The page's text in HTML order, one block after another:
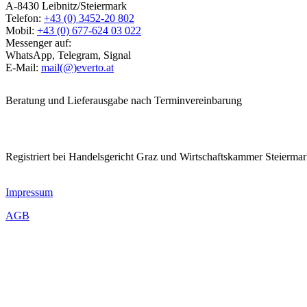
A-8430 Leibnitz/Steiermark
Telefon: +43 (0) 3452-20 802
Mobil: +43 (0) 677-624 03 022
Messenger auf:
WhatsApp, Telegram, Signal
E-Mail: mail(@)everto.at
Beratung und Lieferausgabe nach Terminvereinbarung
Registriert bei Handelsgericht Graz und Wirtschaftskammer
Impressum
AGB